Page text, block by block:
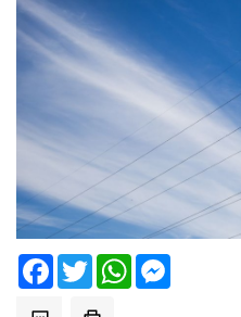
FacebookTwitter WhatsApp